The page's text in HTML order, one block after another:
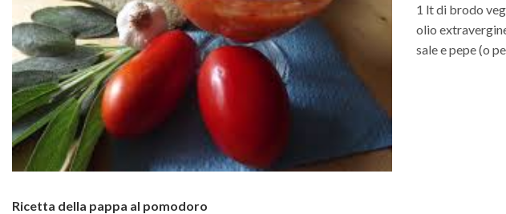
1 lt di brodo
olio
sale e pepe (o
Ricetta della pappa al pomodoro